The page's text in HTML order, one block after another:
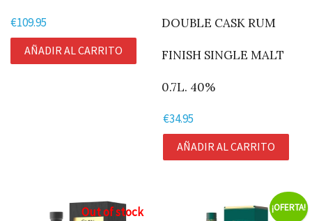
€109.95
AÑADIR AL CARRITO
DOUBLE CASK RUM
FINISH SINGLE MALT
0.7L. 40%
€34.95
AÑADIR AL CARRITO
Out of stock ¡OFERTA!